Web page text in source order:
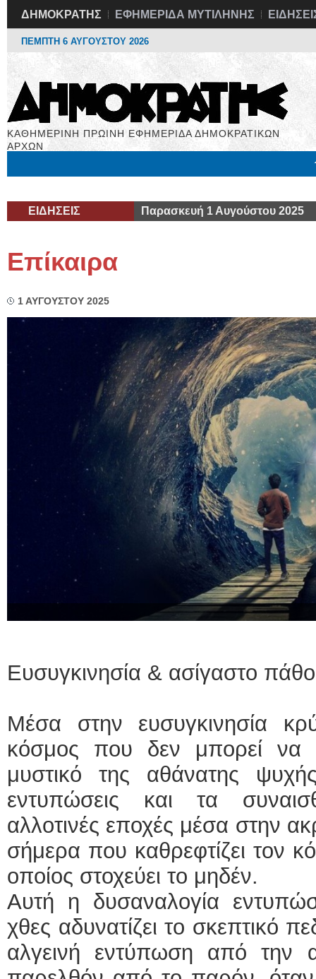
ΔΗΜΟΚΡΑΤΗΣ ΕΦΗΜΕΡΙΔΑ ΜΥΤΙΛΗΝΗΣ
ΠΕΜΠΤΗ 6 ΑΥΓΟΥΣΤΟΥ 2026
ΚΑΘΗΜΕΡΙΝΗ ΠΡΩΙΝΗ ΕΦΗΜΕΡΙΔΑ ΔΗΜΟΚΡΑΤΙΚΩΝ
ΑΡΧΩΝ
ΕΙΔΗΣΕΙΣ Παρασκευή 1 Αυγούστου 2025
Επίκαιρα
1 ΑΥΓΟΥΣΤΟΥ 2025
Ευσυγκινησία & ασίγαστο
Μέσα στην ευσυγκινησία
κόσμος που δεν μπορεί να
μυστικό της αθάνατης
εντυπώσεις και τα
αλλοτινές εποχές μέσα στην
σήμερα που καθρεφτίζει τον
οποίος στοχεύει το μηδέν.
Αυτή η δυσαναλογία
χθες αδυνατίζει το σκεπτικό
αλγεινή εντύπωση από την